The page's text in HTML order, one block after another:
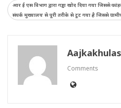
आर ई एस विभाग द्वारा गड्ढा खोद दिया गया जिससे
संपर्क मुख्यालय से पूरी तरीके से टूट गया है जिससे
Comments